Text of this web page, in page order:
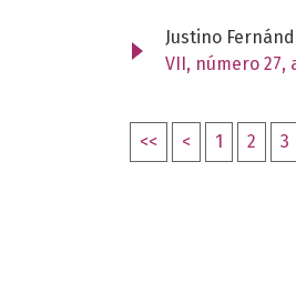
Justino
VII, número 27,
<< < 1 2 3